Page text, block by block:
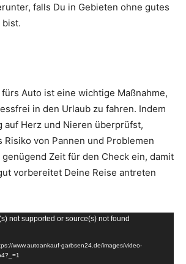
falls Du in Gebieten ohne gutes
bist.
Auto ist eine wichtige Maßnahme,
in den Urlaub zu fahren. Indem
auf Herz und Nieren überprüfst,
Risiko von Pannen und Problemen
Zeit für den Check ein, damit
vorbereitet Deine Reise antreten
not supported or source(s) not found
www.autoankauf-garbsen24.de/images/video-